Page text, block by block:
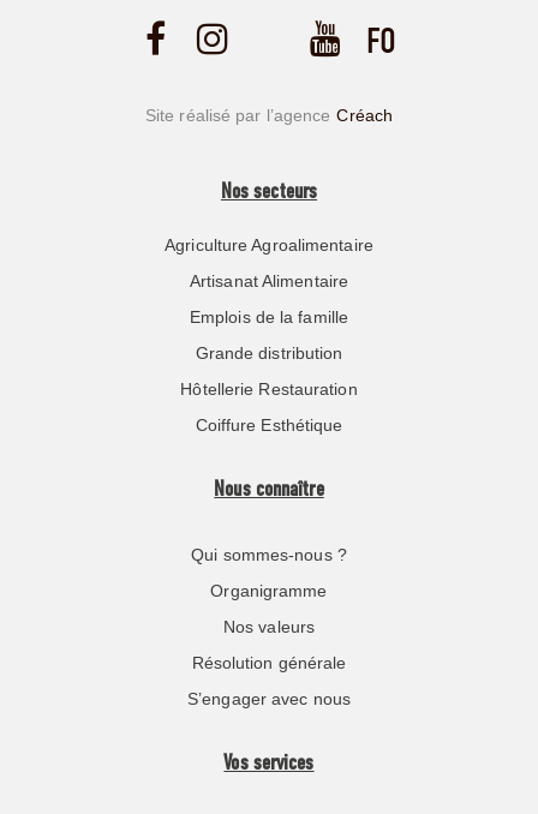
Site réalisé par l’agence Créach
Nos secteurs
Agriculture Agroalimentaire
Artisanat Alimentaire
Emplois de la famille
Grande distribution
Hôtellerie Restauration
Coiffure Esthétique
Nous connaître
Qui sommes-nous ?
Organigramme
Nos valeurs
Résolution générale
S’engager avec nous
Vos services